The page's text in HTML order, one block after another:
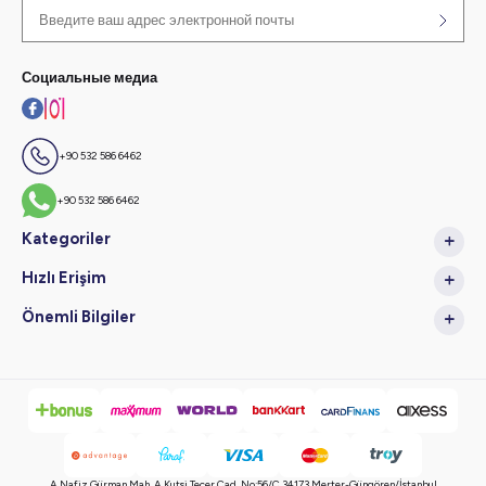
Социальные медиа
+90 532 586 6462
+90 532 586 6462
Kategoriler
Hızlı Erişim
Önemli Bilgiler